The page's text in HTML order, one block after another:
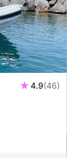
4.9(46)